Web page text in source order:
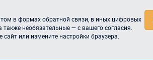
в формах обратной связи, в иных цифровых
необязательные — с вашего согласия.
или измените настройки браузера.